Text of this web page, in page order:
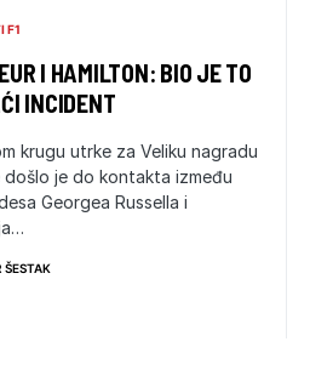
F1
I HAMILTON: BIO JE TO
INCIDENT
krugu utrke za Veliku nagradu
došlo je do kontakta između
Georgea Russella i
ŠESTAK